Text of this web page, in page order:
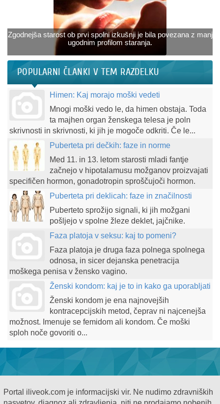
Zgodnejša starost ob prvi spolni izkušnji je bila povezana z manj
ugodnim profilom staranja.
POPULARNI ČLANKI V TEM RAZDELKU
Himen: Kaj morajo moški vedeti
Mnogi moški vedo le, da himen obstaja. Toda
ta majhen organ ženskega telesa je poln
skrivnosti in skrivnosti, ki jih je mogoče odkriti. Če le...
Puberteta pri dečkih: faze in norme
Med 11. in 13. letom starosti mladi fantje
začnejo v hipotalamusu možganov proizvajati
specifičen hormon, gonadotropin sproščujoči hormon.
Puberteta pri deklicah: faze in značilnosti
Puberteto sprožijo signali, ki jih možgani
pošljejo v spolne žleze deklet, jajčnike.
Faza platoja v seksu: kaj to pomeni?
Faza platoja je druga faza polnega spolnega
odnosa, in sicer dejanska penetracija
moškega penisa v žensko vagino.
Ženski kondom: kaj je to in kako ga uporabljati
Ženski kondom je ena najnovejših
kontracepcijskih metod, čeprav ni najcenejša
možnost. Imenuje se femidom ali kondom. Če moški
sploh noče govoriti o...
Portal iliveok.com je informacijski vir. Ne nudimo zdravniških